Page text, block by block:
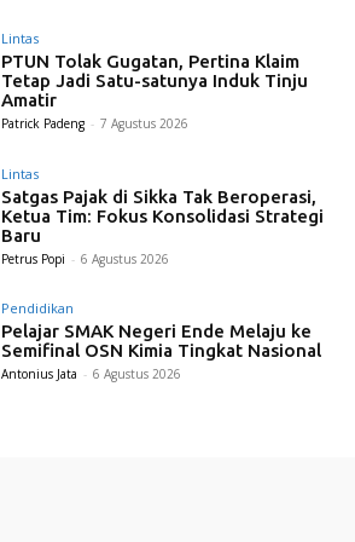
Lintas
PTUN Tolak Gugatan, Pertina Klaim
Tetap Jadi Satu-satunya Induk Tinju
Amatir
Patrick Padeng - 7 Agustus 2026
Lintas
Satgas Pajak di Sikka Tak Beroperasi,
Ketua Tim: Fokus Konsolidasi Strategi
Baru
Petrus Popi - 6 Agustus 2026
Pendidikan
Pelajar SMAK Negeri Ende Melaju ke
Semifinal OSN Kimia Tingkat Nasional
Antonius Jata - 6 Agustus 2026